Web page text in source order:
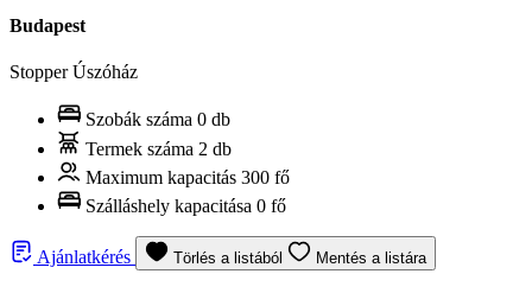
Budapest
Stopper Úszóház
Szobák száma 0 db
Termek száma 2 db
Maximum kapacitás 300 fő
Szálláshely kapacitása 0 fő
Ajánlatkérés Törlés a listából Mentés a listára